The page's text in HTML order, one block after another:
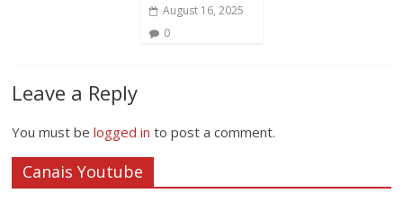
August 16, 2025
0
Leave a Reply
You must belogged in to post a comment.
Canais Youtube